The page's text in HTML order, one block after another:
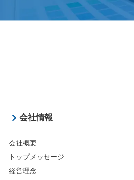
会社情報
会社概要
トップメッセージ
経営理念